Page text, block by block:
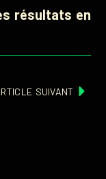
résultats en
SUIVANT